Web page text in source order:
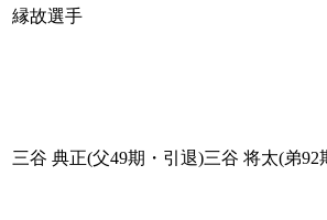
縁故選手
三谷 典正(父49期・引退)三谷 将太(弟92